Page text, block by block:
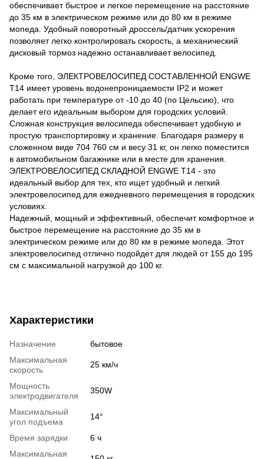
обеспечивает быстрое и легкое перемещение на расстояние
до 35 км в электрическом режиме или до 80 км в режиме
мопеда. Удобный поворотный дроссель/датчик ускорения
позволяет легко контролировать скорость, а механический
дисковый тормоз надежно останавливает велосипед.
Кроме того, ЭЛЕКТРОВЕЛОСИПЕД СОСТАВЛЕННОЙ ENGWE
T14 имеет уровень водонепроницаемости IP2 и может
работать при температуре от -10 до 40 (по Цельсию), что
делает его идеальным выбором для городских условий.
Сложная конструкция велосипеда обеспечивает удобную и
простую транспортировку и хранение. Благодаря размеру в
сложенном виде 704 760 см и весу 31 кг, он легко поместится
в автомобильном багажнике или в месте для хранения.
ЭЛЕКТРОВЕЛОСИПЕД СКЛАДНОЙ ENGWE T14 - это
идеальный выбор для тех, кто ищет удобный и легкий
электровелосипед для ежедневного перемещения в городских
условиях.
Надежный, мощный и эффективный, обеспечит комфортное и
быстрое перемещение на расстояние до 35 км в
электрическом режиме или до 80 км в режиме мопеда. Этот
электровелосипед отлично подойдет для людей от 155 до 195
см с максимальной нагрузкой до 100 кг.
Характеристики
Назначение
бытовое
Максимальная
скорость
25 км/ч
Мощность
электродвигателя
350W
Максимальный
угол подъема
14°
Время зарядки
6 ч
Максимальная